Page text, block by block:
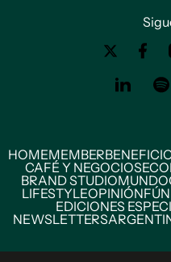
HOMEMEMBER
CAFÉ Y NEGOCIOS
BRAND STUDIOMUNDO
LIFESTYLEOPINIÓN
EDICIONES
NEWSLETTERS